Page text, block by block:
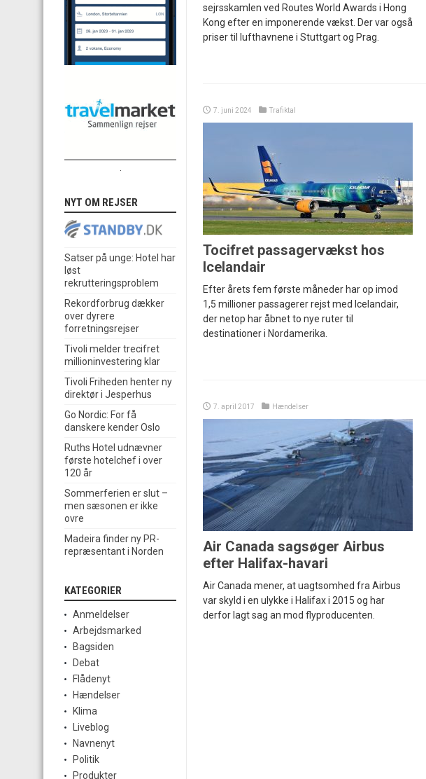
sejrsskamlen ved Routes World Awards i Hong
Kong efter en imponerende vækst. Der var også
priser til lufthavnene i Stuttgart og Prag.
7. juni 2024 Trafiktal
Tocifret passagervækst hos
Icelandair
Efter årets fem første måneder har op imod
1,5 millioner passagerer rejst med Icelandair,
der netop har åbnet to nye ruter til
destinationer i Nordamerika.
7. april 2017 Hændelser
Air Canada sagsøger Airbus
efter Halifax-havari
Air Canada mener, at uagtsomhed fra Airbus
var skyld i en ulykke i Halifax i 2015 og har
derfor lagt sag an mod flyproducenten.
NYT OM REJSER
Satser på unge: Hotel har
løst
rekrutteringsproblem
Rekordforbrug dækker
over dyrere
forretningsrejser
Tivoli melder trecifret
millioninvestering klar
Tivoli Friheden henter ny
direktør i Jesperhus
Go Nordic: For få
danskere kender Oslo
Ruths Hotel udnævner
første hotelchef i over
120 år
Sommerferien er slut –
men sæsonen er ikke
ovre
Madeira finder ny PR-
repræsentant i Norden
KATEGORIER
Anmeldelser
Arbejdsmarked
Bagsiden
Debat
Flådenyt
Hændelser
Klima
Liveblog
Navnenyt
Politik
Produkter